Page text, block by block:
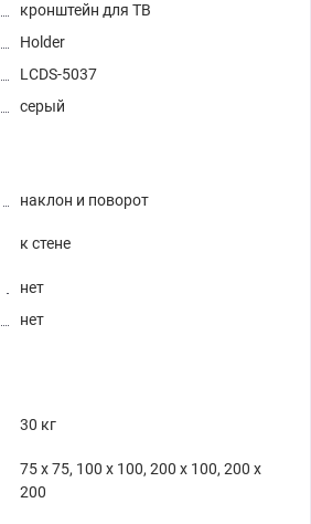
кронштейн для ТВ
Holder
LCDS-5037
серый
наклон и поворот
к стене
нет
нет
30 кг
75 x 75, 100 x 100, 200 x 100, 200 x
200